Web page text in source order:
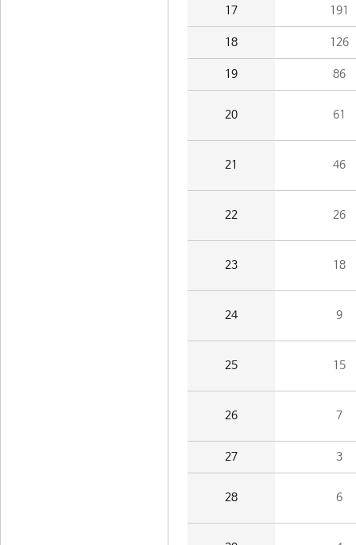
17 191
18 126
19 86
20 61
21 46
22 26
23 18
24 9
25 15
26 7
27 3
28 6